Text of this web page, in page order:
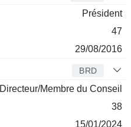
Président
47
29/08/2016
BRD
Directeur/Membre du Conseil
38
15/01/2024